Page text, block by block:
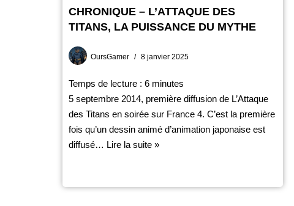
CHRONIQUE – L’ATTAQUE DES
TITANS, LA PUISSANCE DU MYTHE
OursGamer 8 janvier 2025
Temps de lecture : 6 minutes
5 septembre 2014, première diffusion de L’Attaque
des Titans en soirée sur France 4. C’est la première
fois qu’un dessin animé d’animation japonaise est
diffusé… Lire la suite »